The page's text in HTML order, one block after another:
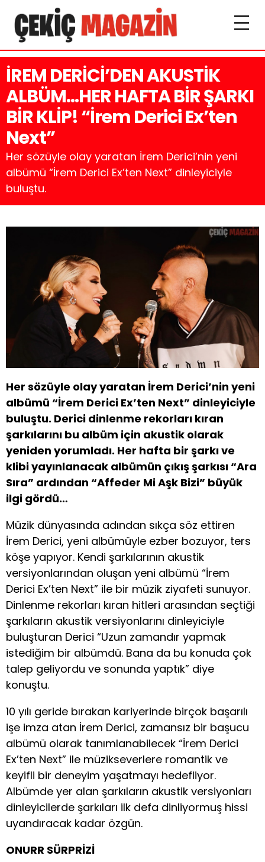
İREM DERİCİ’DEN AKUSTİK
ALBÜM…HER HAFTA BİR ŞARKI
BİR KLİP! “İrem Derici Ex’ten
Next”
Her sözüyle olay yaratan İrem Derici’nin yeni
albümü “İrem Derici Ex’ten Next” dinleyiciyle
buluştu.
Her sözüyle olay yaratan İrem Derici’nin yeni
albümü “İrem Derici Ex’ten Next” dinleyiciyle
buluştu. Derici dinlenme rekorları kıran
şarkılarını bu albüm için akustik olarak
yeniden yorumladı. Her hafta bir şarkı ve
klibi yayınlanacak albümün çıkış şarkısı “Ara
Sıra” ardından “Affeder Mi Aşk Bizi” büyük
ilgi gördü…
Müzik dünyasında adından sıkça söz ettiren
İrem Derici, yeni albümüyle ezber bozuyor, ters
köşe yapıyor. Kendi şarkılarının akustik
versiyonlarından oluşan yeni albümü “İrem
Derici Ex’ten Next” ile bir müzik ziyafeti sunuyor.
Dinlenme rekorları kıran hitleri arasından seçtiği
şarkıların akustik versiyonlarını dinleyiciyle
buluşturan Derici “Uzun zamandır yapmak
istediğim bir albümdü. Bana da bu konuda çok
talep geliyordu ve sonunda yaptık” diye
konuştu.
10 yılı geride bırakan kariyerinde birçok başarılı
işe imza atan İrem Derici, zamansız bir başucu
albümü olarak tanımlanabilecek “İrem Derici
Ex’ten Next” ile müzikseverlere romantik ve
keyifli bir deneyim yaşatmayı hedefliyor.
Albümde yer alan şarkıların akustik versiyonları
dinleyicilerde şarkıları ilk defa dinliyormuş hissi
uyandıracak kadar özgün.
ONURR SÜRPRİZİ